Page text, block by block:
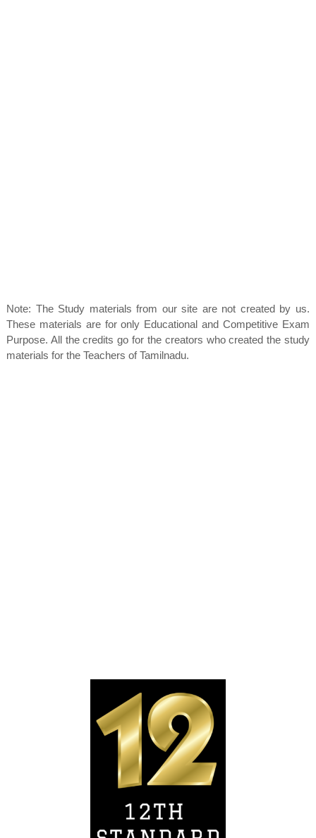
Note: The Study materials from our site are not created by us.
These materials are for only Educational and Competitive Exam
Purpose. All the credits go for the creators who created the study
materials for the Teachers of Tamilnadu.